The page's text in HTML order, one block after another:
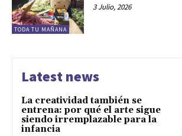
TODA TU MAÑANA
3 Julio, 2026
Latest news
La creatividad también se
entrena: por qué el arte sigue
siendo irremplazable para la
infancia